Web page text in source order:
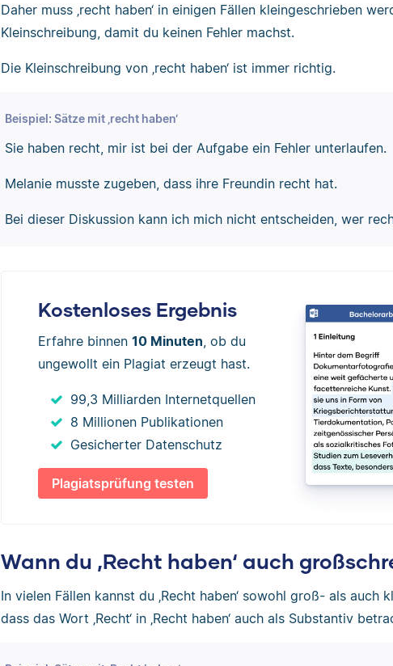
Daher muss ‚recht haben‘ in einigen Fällen kleingeschrieben
Kleinschreibung, damit du keinen Fehler machst.
Die Kleinschreibung von ‚recht haben‘ ist immer richtig.
Beispiel: Sätze mit ‚recht haben‘
Sie haben recht, mir ist bei der Aufgabe ein Fehler unterlaufen.
Melanie musste zugeben, dass ihre Freundin recht hat.
Bei dieser Diskussion kann ich mich nicht entscheiden, wer
Kostenloses Ergebnis
Erfahre binnen 10 Minuten, ob du
ungewollt ein Plagiat erzeugt hast.
99,3 Milliarden Internetquellen
8 Millionen Publikationen
Gesicherter Datenschutz
Plagiatsprüfung testen
Wann du ‚Recht haben‘ auch
In vielen Fällen kannst du ‚Recht haben‘ sowohl groß- als auch
dass das Wort ‚Recht‘ in ‚Recht haben‘ auch als Substantiv